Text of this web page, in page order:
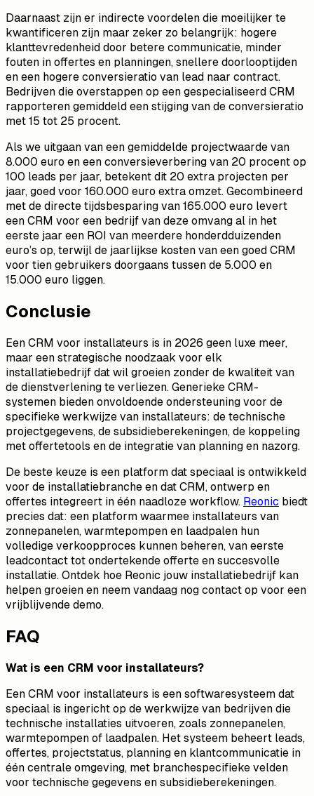
Daarnaast zijn er indirecte voordelen die moeilijker te
kwantificeren zijn maar zeker zo belangrijk: hogere
klanttevredenheid door betere communicatie, minder
fouten in offertes en planningen, snellere doorlooptijden
en een hogere conversieratio van lead naar contract.
Bedrijven die overstappen op een gespecialiseerd CRM
rapporteren gemiddeld een stijging van de conversieratio
met 15 tot 25 procent.
Als we uitgaan van een gemiddelde projectwaarde van
8.000 euro en een conversieverbering van 20 procent op
100 leads per jaar, betekent dit 20 extra projecten per
jaar, goed voor 160.000 euro extra omzet. Gecombineerd
met de directe tijdsbesparing van 165.000 euro levert
een CRM voor een bedrijf van deze omvang al in het
eerste jaar een ROI van meerdere honderdduizenden
euro’s op, terwijl de jaarlijkse kosten van een goed CRM
voor tien gebruikers doorgaans tussen de 5.000 en
15.000 euro liggen.
Conclusie
Een CRM voor installateurs is in 2026 geen luxe meer,
maar een strategische noodzaak voor elk
installatiebedrijf dat wil groeien zonder de kwaliteit van
de dienstverlening te verliezen. Generieke CRM-
systemen bieden onvoldoende ondersteuning voor de
specifieke werkwijze van installateurs: de technische
projectgegevens, de subsidieberekeningen, de koppeling
met offertetools en de integratie van planning en nazorg.
De beste keuze is een platform dat speciaal is ontwikkeld
voor de installatiebranche en dat CRM, ontwerp en
offertes integreert in één naadloze workflow. Reonic biedt
precies dat: een platform waarmee installateurs van
zonnepanelen, warmtepompen en laadpalen hun
volledige verkoopproces kunnen beheren, van eerste
leadcontact tot ondertekende offerte en succesvolle
installatie. Ontdek hoe Reonic jouw installatiebedrijf kan
helpen groeien en neem vandaag nog contact op voor een
vrijblijvende demo.
FAQ
Wat is een CRM voor installateurs?
Een CRM voor installateurs is een softwaresysteem dat
speciaal is ingericht op de werkwijze van bedrijven die
technische installaties uitvoeren, zoals zonnepanelen,
warmtepompen of laadpalen. Het systeem beheert leads,
offertes, projectstatus, planning en klantcommunicatie in
één centrale omgeving, met branchespecifieke velden
voor technische gegevens en subsidieberekeningen.